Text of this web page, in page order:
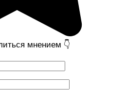
мнением 👇